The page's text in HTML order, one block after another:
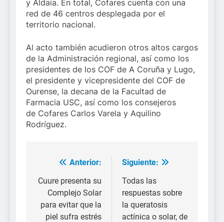
y Aldaia. En total, Cofares cuenta con una
red de 46 centros desplegada por el
territorio nacional.
Al acto también acudieron otros altos cargos
de la Administración regional, así como los
presidentes de los COF de A Coruña y Lugo,
el presidente y vicepresidente del COF de
Ourense, la decana de la Facultad de
Farmacia USC, así como los consejeros
de Cofares Carlos Varela y Aquilino
Rodríguez.
Navegación
de
entradas
Anterior:
Cuure presenta su
Complejo Solar
para evitar que la
piel sufra estrés
Siguiente:
Todas las
respuestas sobre
la queratosis
actínica o solar, de